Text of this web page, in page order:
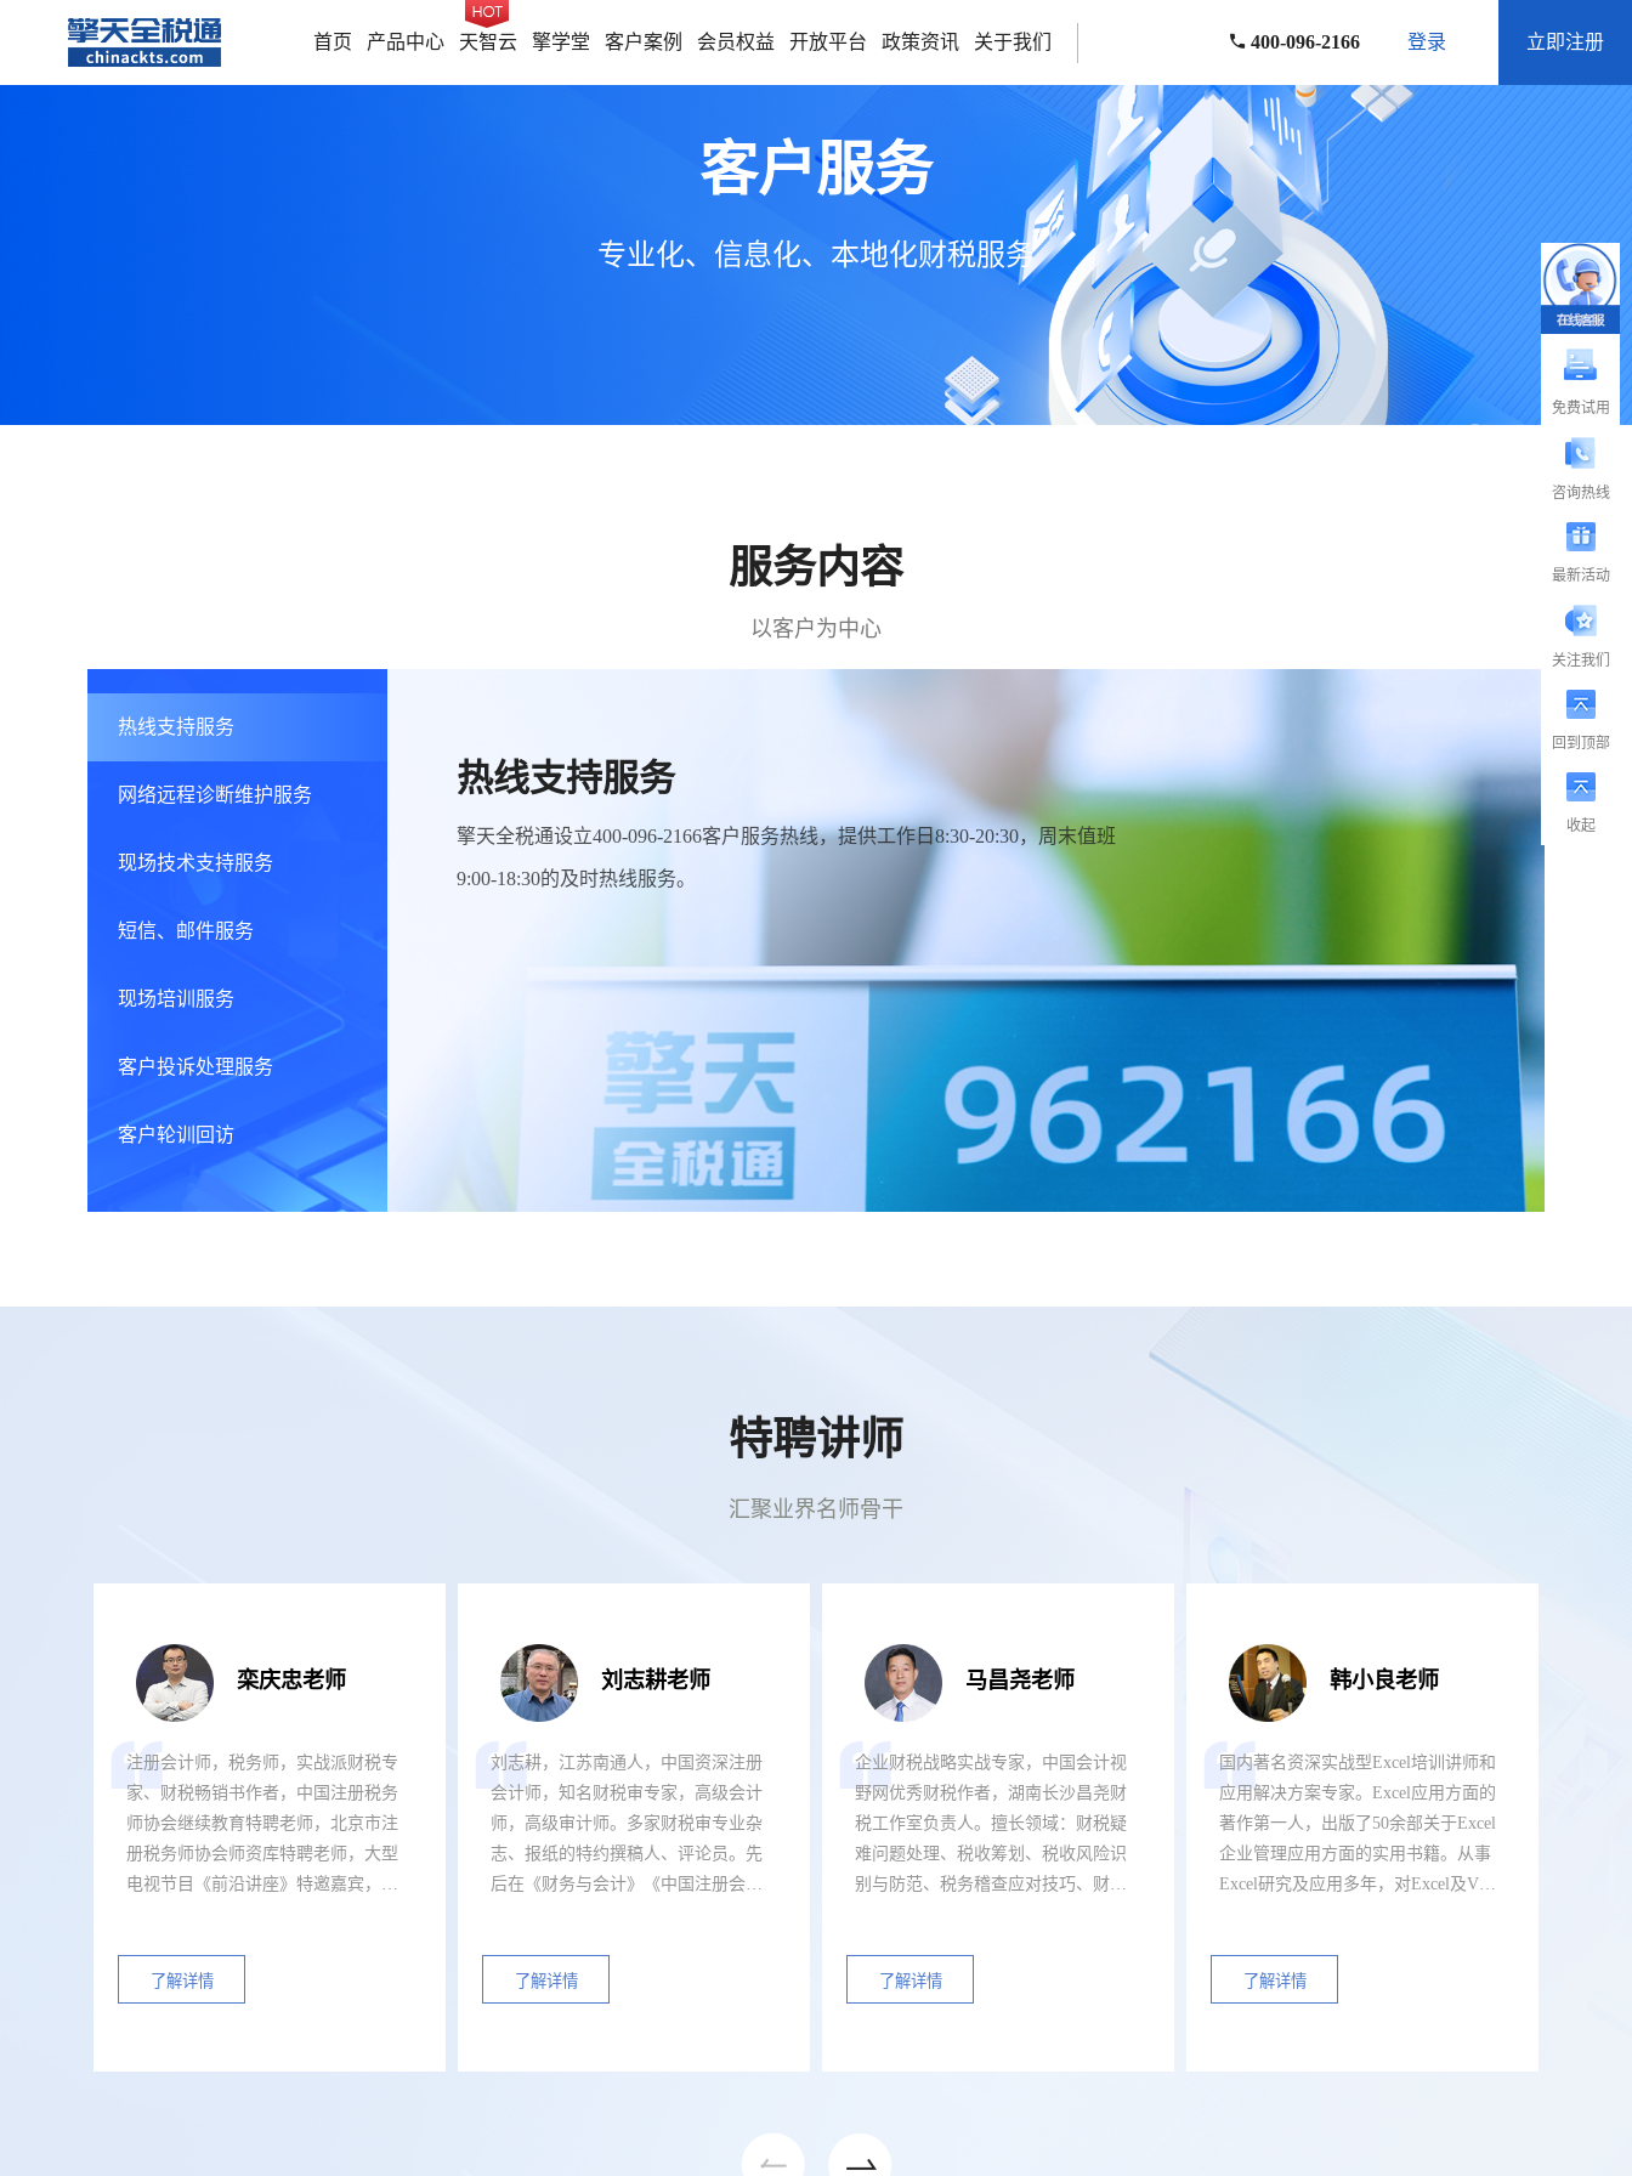
首页 产品中心 天智云 擎学堂 客户案例 会员权益 开放平台 政策资讯 关于我们 400-096-2166 登录 立即注册
客户服务
专业化、信息化、本地化财税服务
服务内容
以客户为中心
热线支持服务
网络远程诊断维护服务
现场技术支持服务
短信、邮件服务
现场培训服务
客户投诉处理服务
客户轮训回访
热线支持服务
擎天全税通设立400-096-2166客户服务热线，提供工作日8:30-20:30，周末值班
9:00-18:30的及时热线服务。
网络远程诊断维护服务
师通过远程进行访问，对问题进行诊断，为用户提供快捷、有效的解决方案。
现场技术支持服务
特聘讲师
汇聚业界名师骨干
栾庆忠老师
注册会计师，税务师，实战派财税专
家、财税畅销书作者，中国注册税务
师协会继续教育特聘老师，北京市注
册税务师协会师资库特聘老师，大型
电视节目《前沿讲座》特邀嘉宾，国
员，亚洲财税管理学院学术委员，解
税宝首席税务专家，尤尼泰、税云培
了解详情
刘志耕老师
刘志耕，江苏南通人，中国资深注册
会计师，知名财税审专家，高级会计
师，高级审计师。多家财税审专业杂
志、报纸的特约撰稿人、评论员。先
后在《财务与会计》《中国注册会计
国会计报》等杂志报纸上发表各类财
税审论文、评论共计850余篇，其中在
了解详情
马昌尧老师
企业财税战略实战专家，中国会计视
野网优秀财税作者，湖南长沙昌尧财
税工作室负责人。擅长领域：财税疑
难问题处理、税收筹划、税收风险识
别与防范、税务稽查应对技巧、财务
了解详情
韩小良老师
国内著名资深实战型Excel培训讲师和
应用解决方案专家。Excel应用方面的
著作第一人，出版了50余部关于Excel
企业管理应用方面的实用书籍。从事
Excel研究及应用多年，对Excel及VBA
企业进行了Excel培训和应用方案解决
咨询服务，在业界享有很高的评价，
了解详情
免费试用
咨询热线
最新活动
关注我们
回到顶部
收起